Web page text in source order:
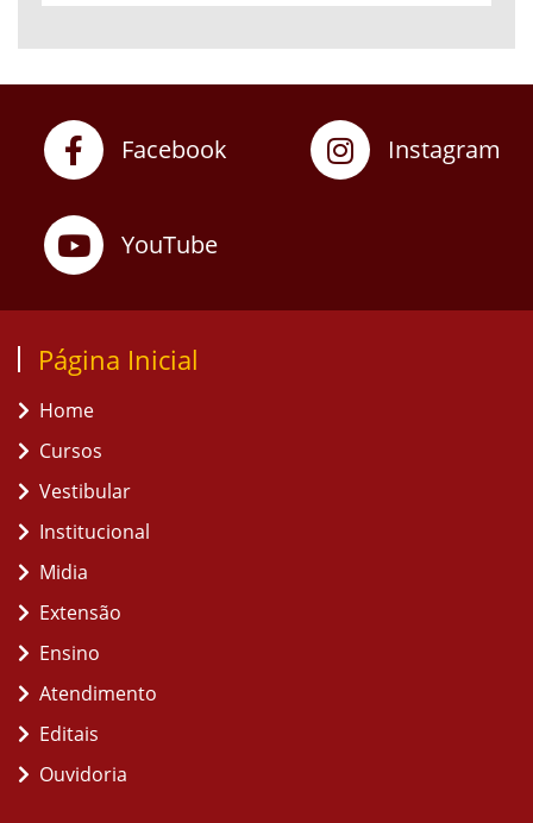
Facebook Instagram
YouTube
Página Inicial
Home
Cursos
Vestibular
Institucional
Midia
Extensão
Ensino
Atendimento
Editais
Ouvidoria